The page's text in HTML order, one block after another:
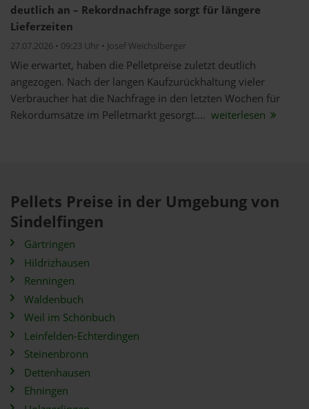
deutlich an – Rekordnachfrage sorgt für längere
Lieferzeiten
27.07.2026 • 09:23 Uhr • Josef Weichslberger
Wie erwartet, haben die Pelletpreise zuletzt deutlich
angezogen. Nach der langen Kaufzurückhaltung vieler
Verbraucher hat die Nachfrage in den letzten Wochen für
Rekordumsätze im Pelletmarkt gesorgt.... weiterlesen
Pellets Preise in der Umgebung von
Sindelfingen
Gärtringen
Hildrizhausen
Renningen
Waldenbuch
Weil im Schönbuch
Leinfelden-Echterdingen
Steinenbronn
Dettenhausen
Ehningen